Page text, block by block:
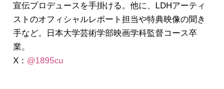
宣伝プロデュースを手掛ける。他に、LDHアーティ
ストのオフィシャルレポート担当や特典映像の聞き
手など。日本大学芸術学部映画学科監督コース卒
業。
X： @1895cu